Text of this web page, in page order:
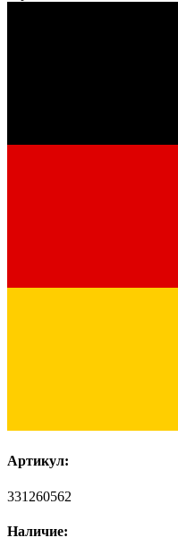
Артикул:
331260562
Наличие: